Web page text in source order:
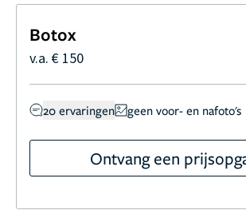
Botox
v.a. € 150
20 ervaringen geen voor- en nafoto's
Ontvang een